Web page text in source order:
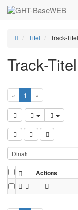
Titel Track-Titel
Track-Titel
« 1 »
Actions